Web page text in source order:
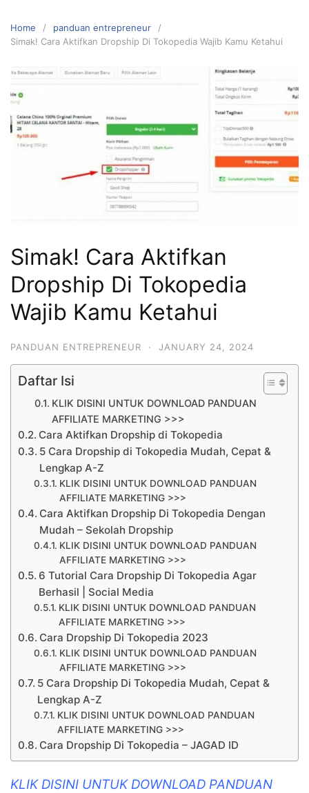
Home
panduan entrepreneur
Simak! Cara Aktifkan Dropship Di Tokopedia Wajib Kamu Ketahui
Simak! Cara Aktifkan
Dropship Di Tokopedia
Wajib Kamu Ketahui
PANDUAN ENTREPRENEUR · JANUARY 24, 2024
Daftar Isi
KLIK DISINI UNTUK DOWNLOAD PANDUAN
AFFILIATE MARKETING >>>
Cara Aktifkan Dropship di Tokopedia
5 Cara Dropship di Tokopedia Mudah, Cepat &
Lengkap A-Z
KLIK DISINI UNTUK DOWNLOAD PANDUAN
AFFILIATE MARKETING >>>
Cara Aktifkan Dropship Di Tokopedia Dengan
Mudah – Sekolah Dropship
KLIK DISINI UNTUK DOWNLOAD PANDUAN
AFFILIATE MARKETING >>>
6 Tutorial Cara Dropship Di Tokopedia Agar
Berhasil | Social Media
KLIK DISINI UNTUK DOWNLOAD PANDUAN
AFFILIATE MARKETING >>>
Cara Dropship Di Tokopedia 2023
KLIK DISINI UNTUK DOWNLOAD PANDUAN
AFFILIATE MARKETING >>>
5 Cara Dropship Di Tokopedia Mudah, Cepat &
Lengkap A-Z
KLIK DISINI UNTUK DOWNLOAD PANDUAN
AFFILIATE MARKETING >>>
Cara Dropship Di Tokopedia – JAGAD ID
KLIK DISINI UNTUK DOWNLOAD PANDUAN